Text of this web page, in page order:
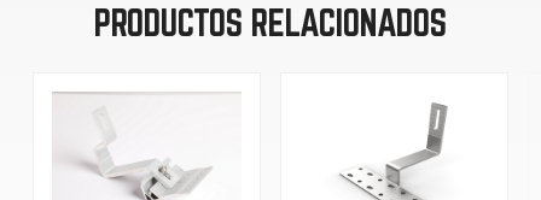
PRODUCTOS RELACIONADOS